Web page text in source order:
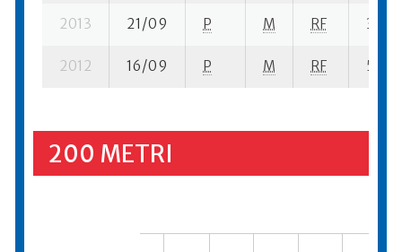
2013 21/09 P M RF 3 se-
2012 16/09 P M RF 5 se-
200 METRI